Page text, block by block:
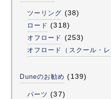
ツーリング (38)
ロード (318)
オフロード (253)
オフロード（スクール・レ
Duneのお勧め (139)
パーツ (37)